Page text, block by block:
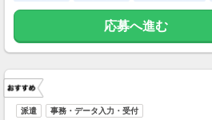
応募へ進む
派遣 事務・データ入力・受付